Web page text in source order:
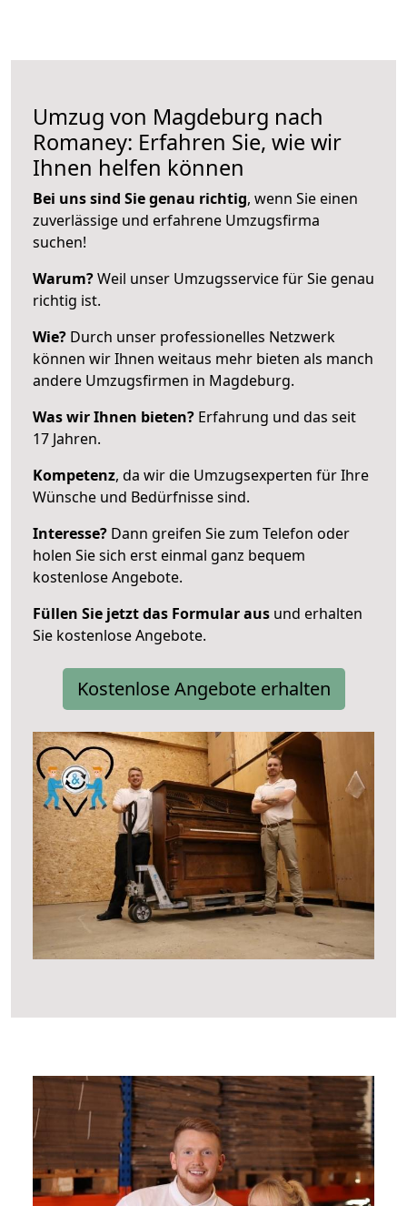
Umzug von Magdeburg nach
Romaney: Erfahren Sie, wie wir
Ihnen helfen können
Bei uns sind Sie genau richtig, wenn Sie einen
zuverlässige und erfahrene Umzugsfirma
suchen!
Warum?Weil unser Umzugsservice für Sie genau
richtig ist.
Wie? Durch unser professionelles Netzwerk
können wir Ihnen weitaus mehr bieten als manch
andere Umzugsfirmen in Magdeburg.
Was wir Ihnen bieten? Erfahrung und das seit
17 Jahren.
Kompetenz, da wir die Umzugsexperten für Ihre
Wünsche und Bedürfnisse sind.
Interesse? Dann greifen Sie zum Telefon oder
holen Sie sich erst einmal ganz bequem
kostenlose Angebote.
Füllen Sie jetzt das Formular aus und erhalten
Sie kostenlose Angebote.
Kostenlose Angebote erhalten